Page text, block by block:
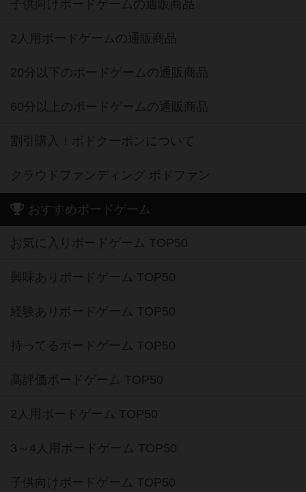
子供向けボードゲームの通販商品
2人用ボードゲームの通販商品
20分以下のボードゲームの通販商品
60分以上のボードゲームの通販商品
割引購入！ボドクーポンについて
クラウドファンディング ボドファン
おすすめボードゲーム
お気に入りボードゲーム TOP50
興味ありボードゲーム TOP50
経験ありボードゲーム TOP50
持ってるボードゲーム TOP50
高評価ボードゲーム TOP50
2人用ボードゲーム TOP50
3～4人用ボードゲーム TOP50
子供向けボードゲーム TOP50